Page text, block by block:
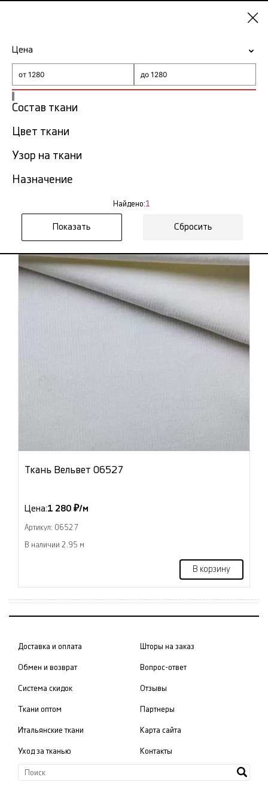
ГлавнаяТкань вельвет
Ткань вельвет в Казани
Фильтр
Показать все
Цена
Состав ткани
Цвет ткани
Узор на ткани
Назначение
Найдено:1
Сбросить
Ткань Вельвет 06527
Цена:1 280 ₽/м
Артикул: 06527
В наличии 2.95 м
В корзину
Доставка и оплата
Обмен и возврат
Система скидок
Ткани оптом
Итальянские ткани
Уход за тканью
Шторы на заказ
Вопрос-ответ
Отзывы
Партнеры
Карта сайта
Контакты